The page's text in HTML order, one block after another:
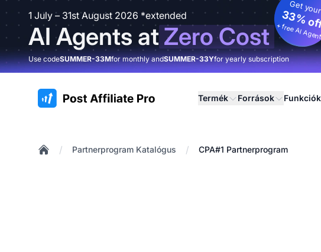
1 July – 31st August 2026 *extended
AI Agents atZero Cost
Get your
33%
+ free AI Agent
Use codeSUMMER-33Mfor monthly andSUMMER-33Yfor yearly subscription
:site.title Termék Források Funkciók
/ Partnerprogram Katalógus / CPA#1 Partnerprogram